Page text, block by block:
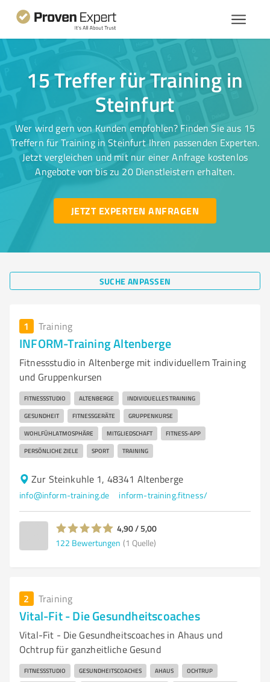
15 Treffer für Training in
Steinfurt
Wer wird gern von Kunden empfohlen? Finden Sie aus 15
Treffern für Training in Steinfurt Ihren passenden Experten.
Jetzt vergleichen und mit nur einer Anfrage kostenlos
Angebote von bis zu 20 Dienstleistern erhalten.
JETZT EXPERTEN ANFRAGEN
SUCHE ANPASSEN
1 Training
INFORM-Training Altenberge
Fitnessstudio in Altenberge mit individuellem Training
und Gruppenkursen
FITNESSSTUDIO ALTENBERGE INDIVIDUELLES TRAINING
GESUNDHEIT FITNESSGERÄTE GRUPPENKURSE
WOHLFÜHLATMOSPHÄRE MITGLIEDSCHAFT FITNESS-APP
PERSÖNLICHE ZIELE SPORT TRAINING
Zur Steinkuhle 1, 48341 Altenberge
info@inform-training.de inform-training.fitness/
4,90 / 5,00
122 Bewertungen (1 Quelle)
2 Training
Vital-Fit - Die Gesundheitscoaches
Vital-Fit - Die Gesundheitscoaches in Ahaus und
Ochtrup für ganzheitliche Gesund
FITNESSSTUDIO GESUNDHEITSCOACHES AHAUS OCHTRUP